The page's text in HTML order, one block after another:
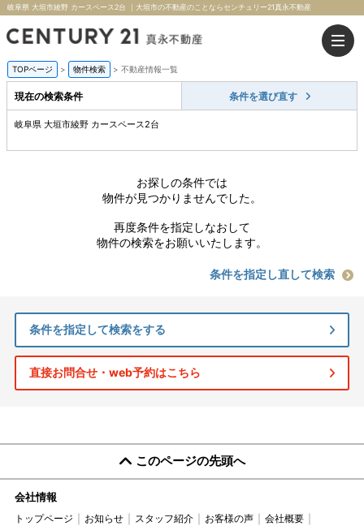
岐阜県 大垣市綾野 カースペース2台 ｜大垣市の不動産のことならセンチュリー21真永不動産
TOPページ > 物件検索 > 不動産情報一覧
現在の検索条件 条件を選び直す
岐阜県 大垣市綾野 カースペース2台
お探しの条件では
物件が見つかりませんでした。
再度条件を指定しなおして
物件の検索をお願いいたします。
条件を指定し直して検索
条件を指定して検索をする
直接お問合せ・web予約はこちら
このページの先頭へ
会社情報
トップページ お知らせ スタッフ紹介 お客様の声
会社概要